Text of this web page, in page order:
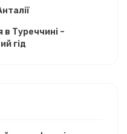
в Туреччині –
гід